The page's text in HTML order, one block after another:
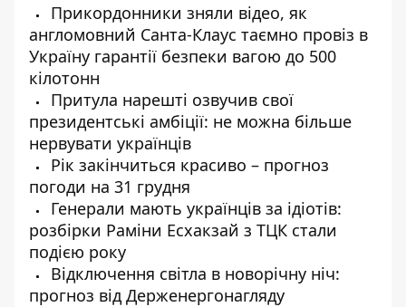
Прикордонники зняли відео, як
англомовний Санта-Клаус таємно провіз в
Україну гарантії безпеки вагою до 500
кілотонн
Притула нарешті озвучив свої
президентські амбіції: не можна більше
нервувати українців
Рік закінчиться красиво – прогноз
погоди на 31 грудня
Генерали мають українців за ідіотів:
розбірки Раміни Есхакзай з ТЦК стали
подією року
Відключення світла в новорічну ніч:
прогноз від Держенергонагляду